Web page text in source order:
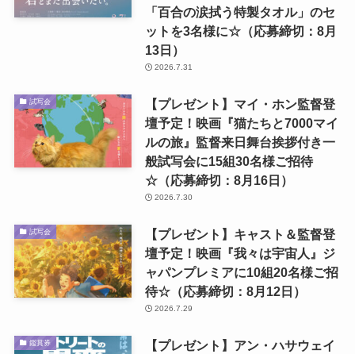
「百合の涙拭う特製タオル」のセ
ットを3名様に☆（応募締切：8月
13日）
2026.7.31
試写会
【プレゼント】マイ・ホン監督登
壇予定！映画『猫たちと7000マイ
ルの旅』監督来日舞台挨拶付き一
般試写会に15組30名様ご招待
☆（応募締切：8月16日）
2026.7.30
試写会
【プレゼント】キャスト＆監督登
壇予定！映画『我々は宇宙人』ジ
ャパンプレミアに10組20名様ご招
待☆（応募締切：8月12日）
2026.7.29
鑑賞券
【プレゼント】アン・ハサウェイ